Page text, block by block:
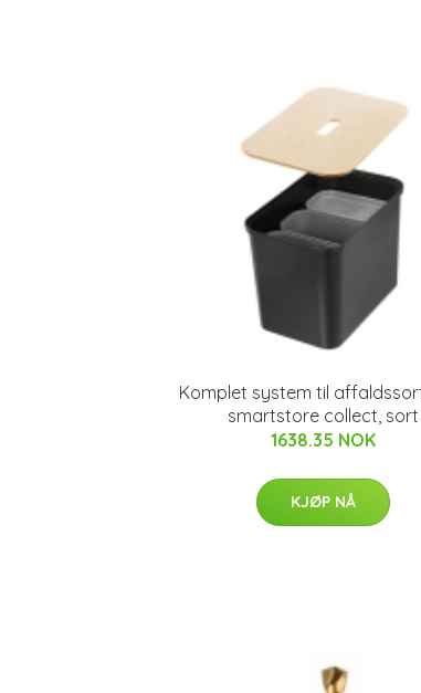
Komplet system til
smartstore collect, sort
1638.35 NOK
KJØP NÅ